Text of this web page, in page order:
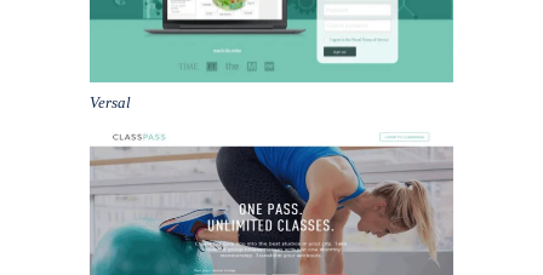
Versal